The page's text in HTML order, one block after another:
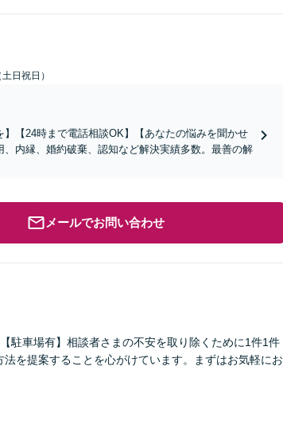
日祝日）
【24時まで電話相談OK】【あなたの悩みを聞かせ
内縁、婚約破棄、認知など解決実績多数。最善の解
メールでお問い合わせ
駐車場有】相談者さまの不安を取り除くために1件1件
を提案することを心がけています。まずはお気軽にお